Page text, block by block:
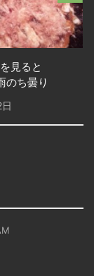
を見ると
ち曇り